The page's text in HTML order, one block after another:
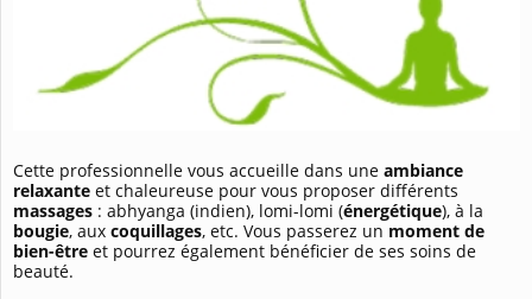
Cette professionnelle vous accueille dans une ambiance
relaxante et chaleureuse pour vous proposer différents
massages : abhyanga (indien), lomi-lomi (énergétique), à la
bougie, aux coquillages, etc. Vous passerez un moment de
bien-être et pourrez également bénéficier de ses soins de
beauté.